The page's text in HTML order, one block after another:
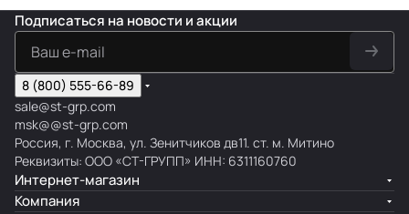
Подписаться на новости и акции
8 (800) 555-66-89
sale@st-grp.com
msk@@st-grp.com
Россия, г. Москва, ул. Зенитчиков дв11. ст. м. Митино
Реквизиты: ООО «СТ-ГРУПП» ИНН: 6311160760
Интернет-магазин
Компания